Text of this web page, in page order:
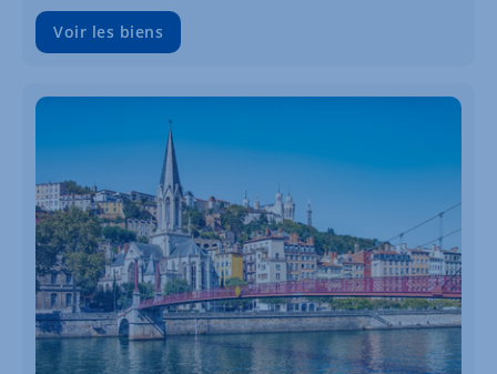
Voir les biens